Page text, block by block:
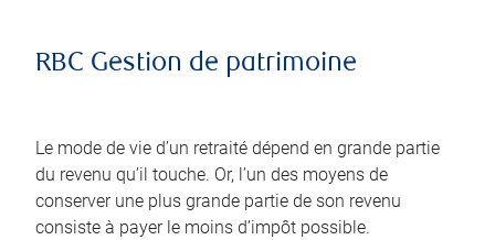
RBC Gestion de patrimoine
Le mode de vie d’un retraité dépend en grande partie
du revenu qu’il touche. Or, l’un des moyens de
conserver une plus grande partie de son revenu
consiste à payer le moins d’impôt possible.